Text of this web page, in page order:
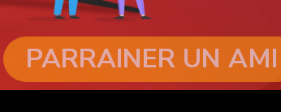
PARRAINER UN AMI